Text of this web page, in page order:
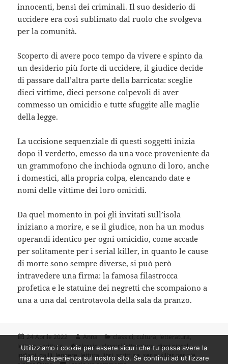
innocenti, bensì dei criminali. Il suo desiderio di
uccidere era così sublimato dal ruolo che svolgeva
per la comunità.
Scoperto di avere poco tempo da vivere e spinto da
un desiderio più forte di uccidere, il giudice decide
di passare dall’altra parte della barricata: sceglie
dieci vittime, dieci persone colpevoli di aver
commesso un omicidio e tutte sfuggite alle maglie
della legge.
La uccisione sequenziale di questi soggetti inizia
dopo il verdetto, emesso da una voce proveniente da
un grammofono che inchioda ognuno di loro, anche
i domestici, alla propria colpa, elencando date e
nomi delle vittime dei loro omicidi.
Da quel momento in poi gli invitati sull’isola
iniziano a morire, e se il giudice, non ha un modus
operandi identico per ogni omicidio, come accade
per solitamente per i serial killer, in quanto le cause
di morte sono sempre diverse, si può però
intravedere una firma: la famosa filastrocca
profetica e le statuine dei negretti che scompaiono a
una a una dal centrotavola della sala da pranzo.
Scritto
il
24 Aprile 2022 Autore
Anna Categorie
classici,cultura,letteratura,
lettura,scrittura Tag
classici,classici letteratura,dieci piccoli
indiani,gailli,leggere,lettura,libri, scrittura, serial killer,seriale,
Utilizziamo i cookie per essere sicuri che tu possa avere la
migliore esperienza sul nostro sito. Se continui ad utilizzare